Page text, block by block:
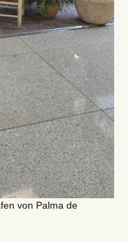
von Palma de